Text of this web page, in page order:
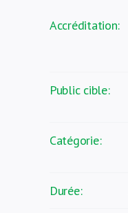
Accréditation:
Public cible:
Catégorie:
Durée: